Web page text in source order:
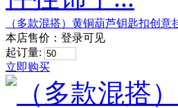
（多款混搭）黄铜葫芦钥匙扣创意
本店售价： 登录可见
起订量:
立即购买